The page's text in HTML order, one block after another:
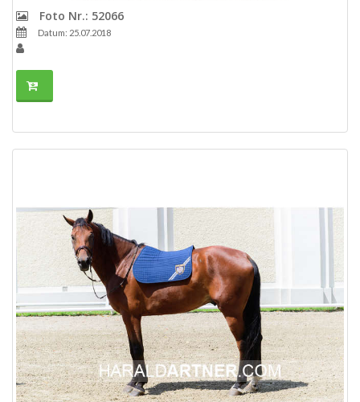
Foto Nr.: 52066
Datum: 25.07.2018